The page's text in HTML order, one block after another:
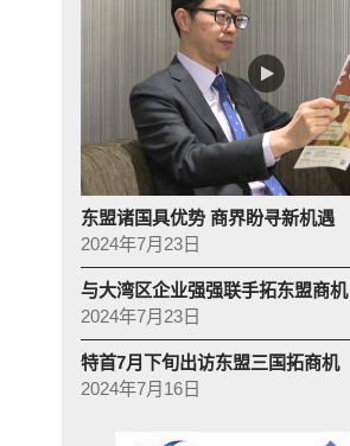
东盟诸国具优势 商界盼寻新机遇
2024年7月23日
与大湾区企业强强联手拓东盟商机
2024年7月23日
特首7月下旬出访东盟三国拓商机
2024年7月16日